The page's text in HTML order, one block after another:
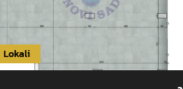
Lokali